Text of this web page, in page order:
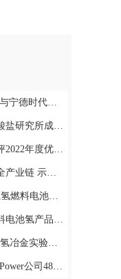
回收价值链:动态焦点
能电池联合研发中心”
建设项目_环球报资讯
油气综合能源站
疆甘泉堡_今日热搜
品供应成都市场
”|世界观热点
储能系统订单